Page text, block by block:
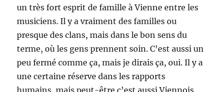
un très fort esprit de famille à Vienne entre les
musiciens. Il y a vraiment des familles ou
presque des clans, mais dans le bon sens du
terme, où les gens prennent soin. C’est aussi un
peu fermé comme ça, mais je dirais ça, oui. Il y a
une certaine réserve dans les rapports